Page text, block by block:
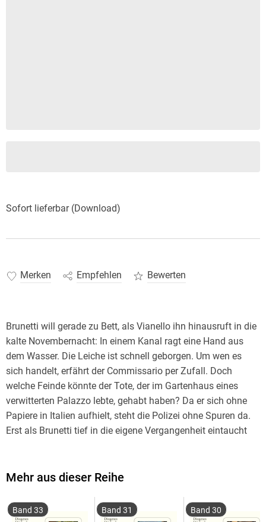
Sofort lieferbar (Download)
Merken Empfehlen Bewerten
Brunetti will gerade zu Bett, als Vianello ihn hinausruft in die
kalte Novembernacht: In einem Kanal ragt eine Hand aus
dem Wasser. Die Leiche ist schnell geborgen. Um wen es
sich handelt, erfährt der Commissario per Zufall. Doch
welche Feinde könnte der Tote, der im Gartenhaus eines
verwitterten Palazzo lebte, gehabt haben? Da er sich ohne
Papiere in Italien aufhielt, steht die Polizei ohne Spuren da.
Erst als Brunetti tief in die eigene Vergangenheit eintaucht
Mehr aus dieser Reihe
Band 33 Band 31 Band 30